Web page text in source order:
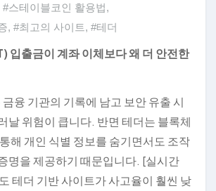
#스테이블코인 활용법,
, #최고의 사이트, #테더
입출금이 계좌 이체보다 왜 더 안전한
융 기관의 기록에 남고 보안 유출 시
날 위험이 큽니다. 반면 테더는 블록체
해 개인 식별 정보를 숨기면서도 조작
명을 제공하기 때문입니다. [실시간
테더 기반 사이트가 사고율이 훨씬 낮